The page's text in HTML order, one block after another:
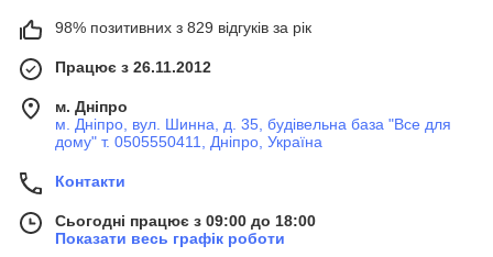
98% позитивних з 829 відгуків за рік
Працює з 26.11.2012
м. Дніпро
м. Дніпро, вул. Шинна, д. 35, будівельна база "Все для
дому" т. 0505550411, Дніпро, Україна
Контакти
Сьогодні працює з 09:00 до 18:00
Показати весь графік роботи